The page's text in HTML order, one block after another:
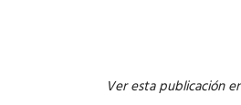
Ver esta publicación